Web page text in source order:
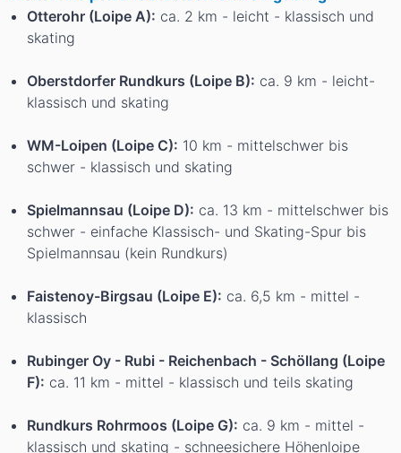
Otterohr (Loipe A): ca. 2 km - leicht - klassisch und
skating
Oberstdorfer Rundkurs (Loipe B): ca. 9 km - leicht-
klassisch und skating
WM-Loipen (Loipe C): 10 km - mittelschwer bis
schwer - klassisch und skating
Spielmannsau (Loipe D): ca. 13 km - mittelschwer bis
schwer - einfache Klassisch- und Skating-Spur bis
Spielmannsau (kein Rundkurs)
Faistenoy-Birgsau (Loipe E): ca. 6,5 km - mittel -
klassisch
Rubinger Oy - Rubi - Reichenbach - Schöllang (Loipe
F): ca. 11 km - mittel - klassisch und teils skating
Rundkurs Rohrmoos (Loipe G): ca. 9 km - mittel -
klassisch und skating - schneesichere Höhenloipe